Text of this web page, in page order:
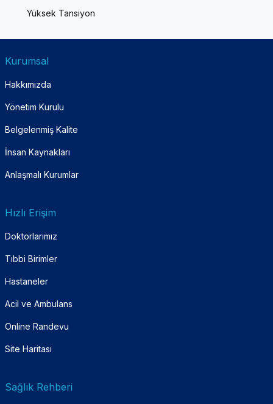
Yüksek Tansiyon
Kurumsal
Hakkımızda
Yönetim Kurulu
Belgelenmiş Kalite
İnsan Kaynakları
Anlaşmalı Kurumlar
Hızlı Erişim
Doktorlarımız
Tıbbi Birimler
Hastaneler
Acil ve Ambulans
Online Randevu
Site Haritası
Sağlık Rehberi